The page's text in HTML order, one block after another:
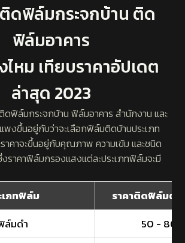
ดฟิล์มกระจกบ้าน ติด
ฟิล์มอาคาร
ไหม เทียบราคาอัปเดต
ล่าสุด 2023
ฟิล์มกระจกบ้าน ฟิล์มอาคาร สำนักงาน และ
พงขึ้นอยู่กับว่าจะเลือกฟิล์มติดบ้านประเภท
ราคาจะขึ้นอยู่กับคุณภาพ ความเข้ม และชนิด
ราคาฟิล์มกรองแสงแต่ละประเภทฟิล์มจะมี
เภทฟิล์ม
ราคาติดฟิล์มต่
ล์มดำ
50 - 80